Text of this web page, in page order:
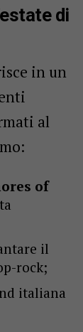
di
in un
al
of
il
rock;
italiana